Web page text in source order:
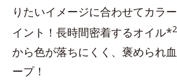
りたいイメージに合わせてカラ
イント！長時間密着するオイル*2
から色が落ちにくく、褒められ
ープ！